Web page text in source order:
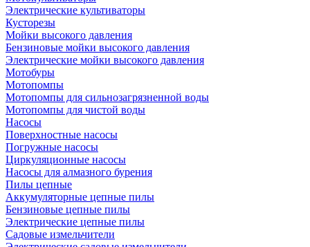
Электрические культиваторы
Кусторезы
Мойки высокого давления
Бензиновые мойки высокого давления
Электрические мойки высокого давления
Мотобуры
Мотопомпы
Мотопомпы для сильнозагрязненной воды
Мотопомпы для чистой воды
Насосы
Поверхностные насосы
Погружные насосы
Циркуляционные насосы
Насосы для алмазного бурения
Пилы цепные
Аккумуляторные цепные пилы
Бензиновые цепные пилы
Электрические цепные пилы
Садовые измельчители